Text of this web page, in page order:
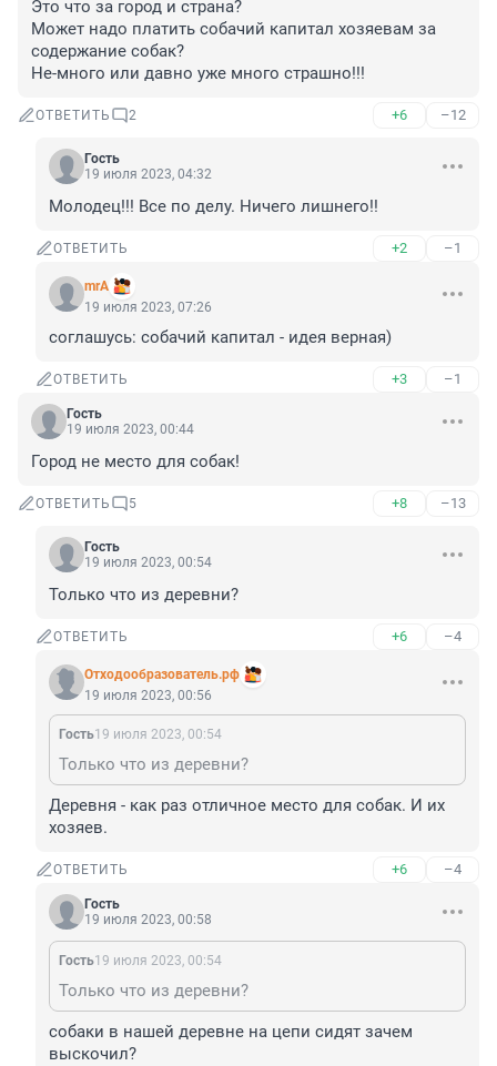
Это что за город и страна?
Может надо платить собачий капитал хозяевам за
содержание собак?
Не-много или давно уже много страшно!!!
ОТВЕТИТЬ 2 +6 –12
Гость
19 июля 2023, 04:32
Молодец!!! Все по делу. Ничего лишнего!!
ОТВЕТИТЬ +2 –1
mrA
19 июля 2023, 07:26
соглашусь: собачий капитал - идея верная)
ОТВЕТИТЬ +3 –1
Гость
19 июля 2023, 00:44
Город не место для собак!
ОТВЕТИТЬ 5 +8 –13
Гость
19 июля 2023, 00:54
Только что из деревни?
ОТВЕТИТЬ +6 –4
Отходообразователь.рф
19 июля 2023, 00:56
Гость19 июля 2023, 00:54
Только что из деревни?
Деревня - как раз отличное место для собак. И их
хозяев.
ОТВЕТИТЬ +6 –4
Гость
19 июля 2023, 00:58
Гость19 июля 2023, 00:54
Только что из деревни?
собаки в нашей деревне на цепи сидят зачем
выскочил?